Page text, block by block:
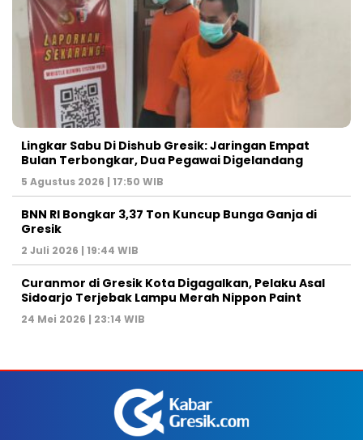
Lingkar Sabu Di Dishub Gresik: Jaringan Empat
Bulan Terbongkar, Dua Pegawai Digelandang
5 Agustus 2026 | 17:50 WIB
BNN RI Bongkar 3,37 Ton Kuncup Bunga Ganja di
Gresik
2 Juli 2026 | 19:44 WIB
Curanmor di Gresik Kota Digagalkan, Pelaku Asal
Sidoarjo Terjebak Lampu Merah Nippon Paint
24 Mei 2026 | 23:14 WIB